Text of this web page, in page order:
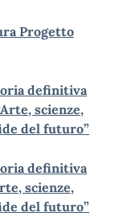
Progetto
definitiva
scienze,
del futuro”
definitiva
scienze,
del futuro”